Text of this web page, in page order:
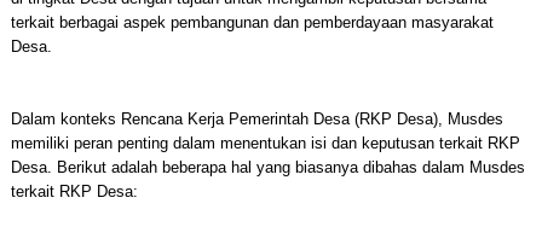
terkait berbagai aspek pembangunan dan pemberdayaan masyarakat
Desa.
Dalam konteks Rencana Kerja Pemerintah Desa (RKP Desa), Musdes
memiliki peran penting dalam menentukan isi dan keputusan terkait RKP
Desa. Berikut adalah beberapa hal yang biasanya dibahas dalam Musdes
terkait RKP Desa: